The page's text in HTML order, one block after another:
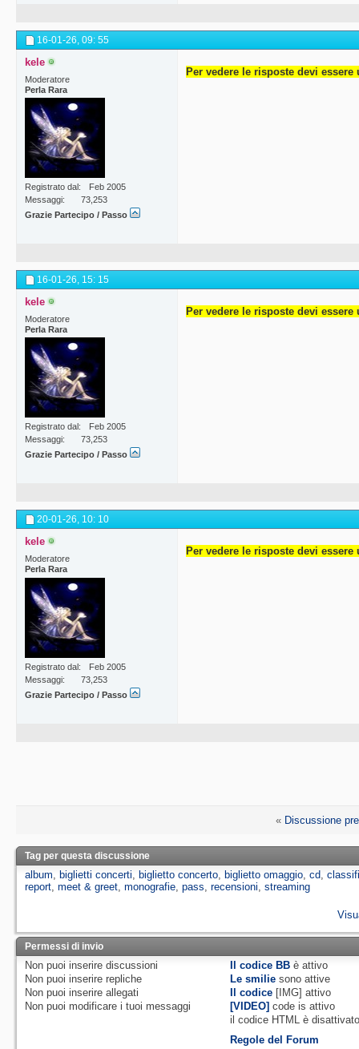
16-01-26, 09: 55
kele
Moderatore
Perla Rara
Registrato dal
Feb 2005
Messaggi
73,253
Grazie Partecipo / Passo
Per vedere le risposte devi essere
16-01-26, 15: 15
kele
Moderatore
Perla Rara
Registrato dal
Feb 2005
Messaggi
73,253
Grazie Partecipo / Passo
Per vedere le risposte devi
20-01-26, 10: 10
kele
Moderatore
Perla Rara
Registrato dal
Feb 2005
Messaggi
73,253
Grazie Partecipo / Passo
Per vedere le risposte devi
« Discussione
Tag per questa discussione
album, biglietti concerti, biglietto concerto, biglietto omaggio, cd,
report, meet & greet, monografie, pass, recensioni, streaming
Permessi di invio
Non puoi inserire discussioni
Non puoi inserire repliche
Non puoi inserire allegati
Non puoi modificare i tuoi messaggi
Il codice BB èattivo
Le smilie sono attive
Il codice [IMG]attivo
[VIDEO] code isattivo
il codice HTML è
Regole del Forum